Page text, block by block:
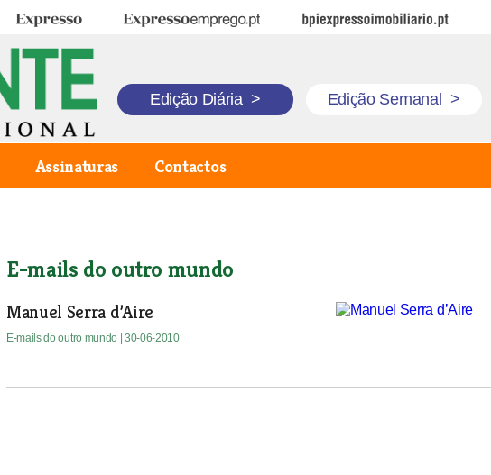
Expresso Expresso Emprego BPI Expresso Imobiliário
Edição Diária > Edição Semanal >
Assinaturas Contactos
E-mails do outro mundo
Manuel Serra d’Aire
E-mails do outro mundo | 30-06-2010